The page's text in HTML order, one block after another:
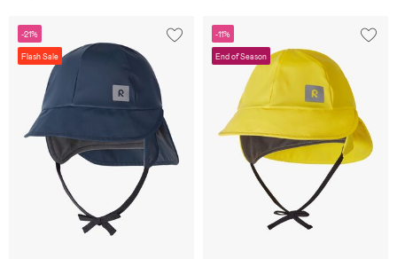
-21%
Flash Sale
-11%
End of Season